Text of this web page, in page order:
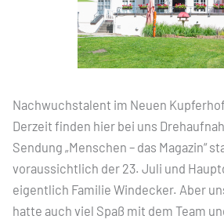
Nachwuchstalent im Neuen
Derzeit finden hier bei uns
Sendung „Menschen – das Magazin“
voraussichtlich der 23. Juli und
eigentlich Familie Windecker. Aber
hatte auch viel Spaß mit dem Team